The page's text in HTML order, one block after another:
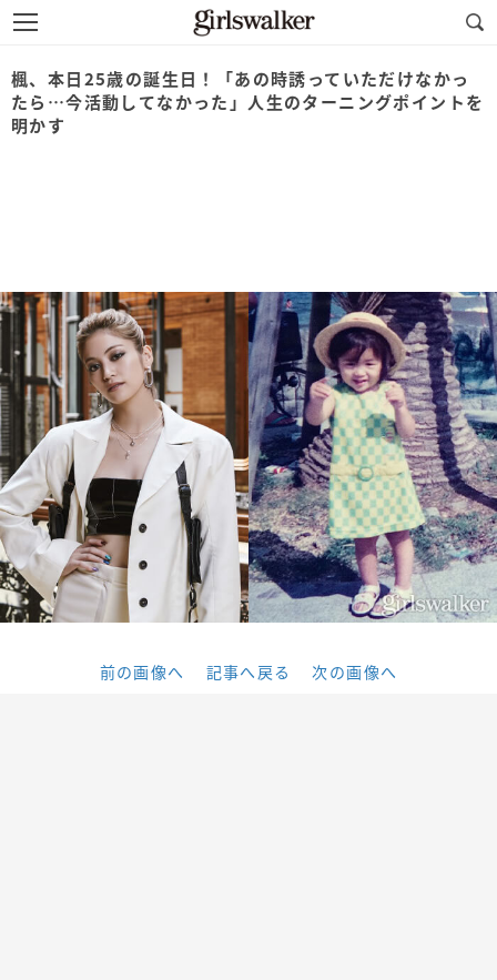
楓、本日25歳の誕生日！「あの時誘っていただけなかっ
たら…今活動してなかった」人生のターニングポイントを
明かす
前の画像へ 記事へ戻る 次の画像へ